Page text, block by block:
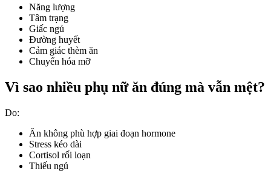
Năng lượng
Tâm trạng
Giấc ngủ
Đường huyết
Cảm giác thèm ăn
Chuyển hóa mỡ
Vì sao nhiều phụ nữ ăn đúng mà vẫn mệt?
Do:
Ăn không phù hợp giai đoạn hormone
Stress kéo dài
Cortisol rối loạn
Thiếu ngủ